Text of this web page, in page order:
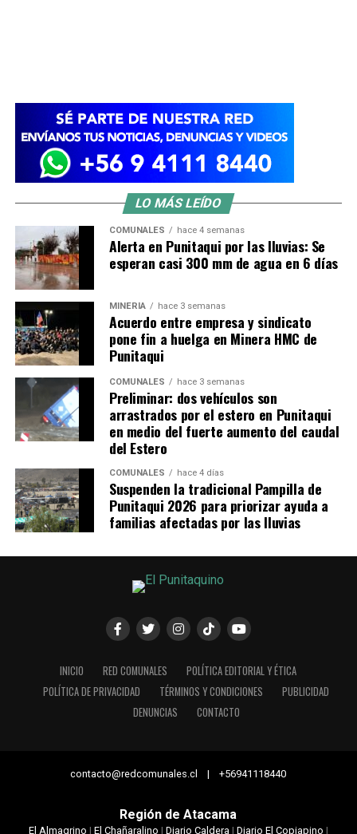
LO MÁS LEÍDO
COMUNALES hace 4 semanas
Alerta en Punitaqui por las lluvias: Se
esperan casi 300 mm de agua en 6 días
MINERÍA hace 3 semanas
Acuerdo entre empresa y sindicato
pone fin a huelga en Minera HMC de
Punitaqui
COMUNALES hace 3 semanas
Preliminar: dos vehículos son
arrastrados por el estero en Punitaqui
en medio del fuerte aumento del caudal
del Estero
COMUNALES hace 4 días
Suspenden la tradicional Pampilla de
Punitaqui 2026 para priorizar ayuda a
familias afectadas por las lluvias
INICIO RED COMUNALES
POLÍTICA EDITORIAL Y ÉTICA
POLÍTICA DE PRIVACIDAD
TÉRMINOS Y CONDICIONES
PUBLICIDAD
DENUNCIAS
CONTACTO
contacto@redcomunales.cl | +56941118440
Región de Atacama
El Almagrino | El Chañaralino | Diario Caldera| Diario El Copiapino |